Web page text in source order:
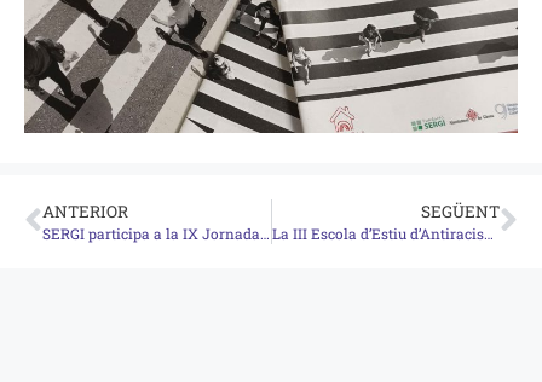
ANTERIOR
SERGI participa a la IX Jornada d’Acció Social d’ECAS sobre cures i benestar emocional
SEGÜENT
La III Escola d’Estiu d’Antiracisme denuncia el racisme com un determinant social de la salut